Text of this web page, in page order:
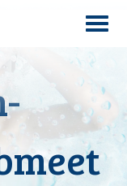
Search